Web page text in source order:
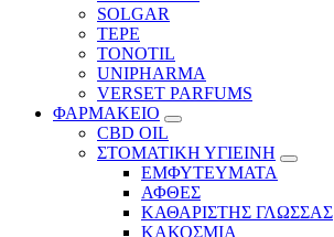
SOLGAR
TEPE
TONOTIL
UNIPHARMA
VERSET PARFUMS
ΦΑΡΜΑΚΕΙΟ
CBD OIL
ΣΤΟΜΑΤΙΚΗ ΥΓΙΕΙΝΗ
ΕΜΦΥΤΕΥΜΑΤΑ
ΑΦΘΕΣ
ΚΑΘΑΡΙΣΤΗΣ ΓΛΩΣΣΑΣ
ΚΑΚΟΣΜΙΑ